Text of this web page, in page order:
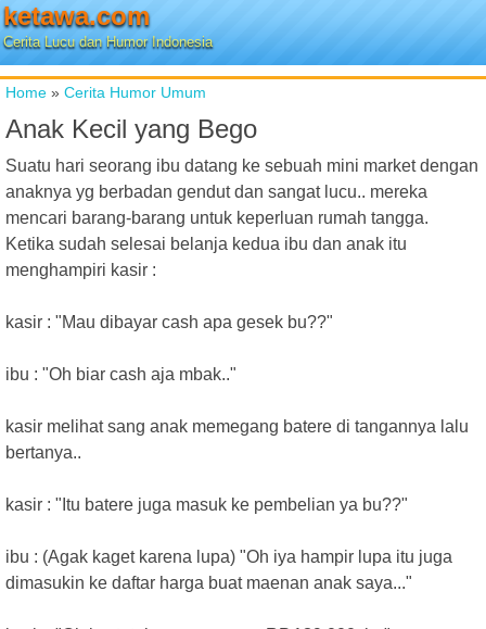
ketawa.com
Cerita Lucu dan Humor Indonesia
Home » Cerita Humor Umum
Anak Kecil yang Bego
Suatu hari seorang ibu datang ke sebuah mini market dengan
anaknya yg berbadan gendut dan sangat lucu.. mereka
mencari barang-barang untuk keperluan rumah tangga.
Ketika sudah selesai belanja kedua ibu dan anak itu
menghampiri kasir :
kasir : "Mau dibayar cash apa gesek bu??"
ibu : "Oh biar cash aja mbak.."
kasir melihat sang anak memegang batere di tangannya lalu
bertanya..
kasir : "Itu batere juga masuk ke pembelian ya bu??"
ibu : (Agak kaget karena lupa) "Oh iya hampir lupa itu juga
dimasukin ke daftar harga buat maenan anak saya..."